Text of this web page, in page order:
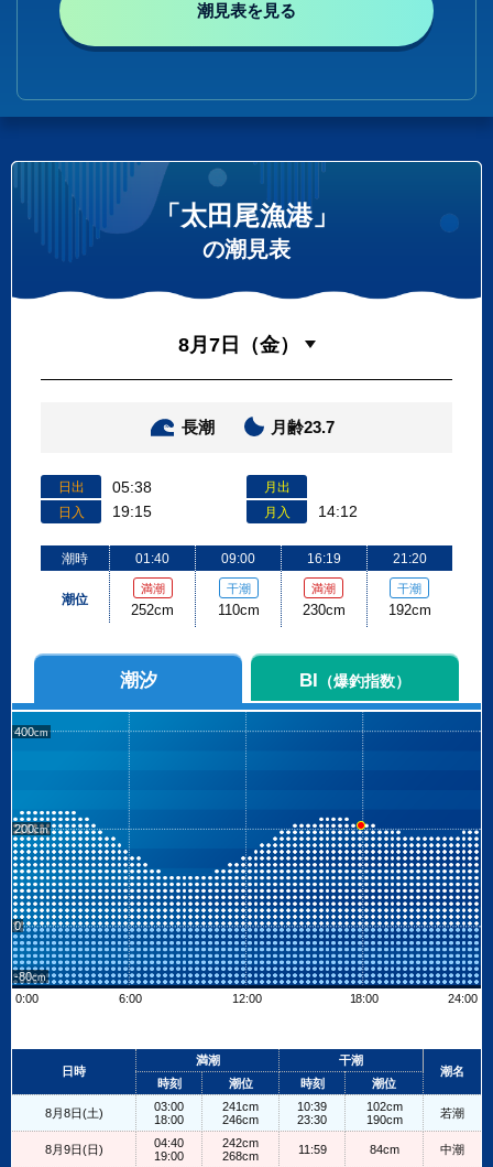
潮見表を見る
「太田尾漁港」
の潮見表
長潮 月齢23.7
日出 05:38
日入 19:15
月出
月入
14:12
潮時
潮位
01:40
満潮
252cm
09:00
干潮
110cm
16:19
満潮
230cm
21:20
干潮
192cm
潮汐 BI （爆釣指数）
400
200
0
-80
0:00
6:00 12:00 18:00 24:00
+
日時
満潮
干潮
潮名
時刻
潮位 時刻 潮位
8月8日(土)
03:00
18:00
241cm
246cm
10:39
23:30
102cm
190cm
若潮
8月9日(日)
04:40
19:00
242cm
268cm
11:59 84cm 中潮